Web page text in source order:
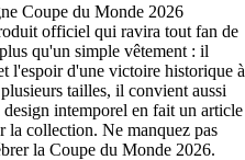
Coupe du Monde 2026
officiel qui ravira tout fan de
qu'un simple vêtement : il
l'espoir d'une victoire historique à
tailles, il convient aussi
intemporel en fait un article
la collection. Ne manquez pas
la Coupe du Monde 2026.